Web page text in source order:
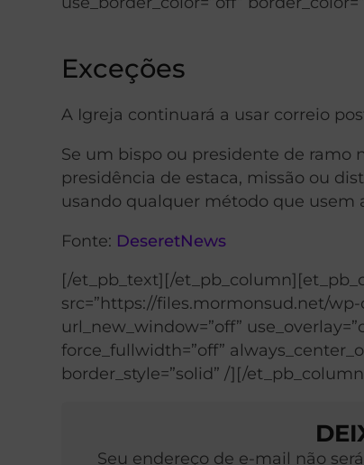
Exceções
A Igreja continuará a usar correio
Se um bispo ou presidente de ramo
presidência de estaca, missão ou
usando qualquer método que usem
Fonte: DeseretNews
[/et_pb_text][/
src=”https://files.mormonsud.net/
url_new_window=”off”
force_fullwidth=”off”
border_style=”solid” /][/
Seu endereço de e-mail não